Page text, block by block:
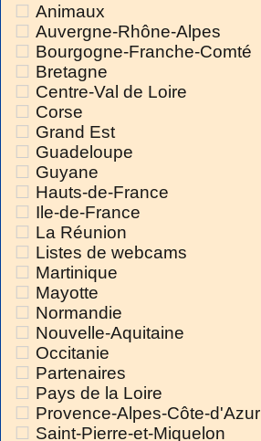
Animaux
Auvergne-Rhône-Alpes
Bourgogne-Franche-Comté
Bretagne
Centre-Val de Loire
Corse
Grand Est
Guadeloupe
Guyane
Hauts-de-France
Ile-de-France
La Réunion
Listes de webcams
Martinique
Mayotte
Normandie
Nouvelle-Aquitaine
Occitanie
Partenaires
Pays de la Loire
Provence-Alpes-Côte-d'Azur
Saint-Pierre-et-Miquelon